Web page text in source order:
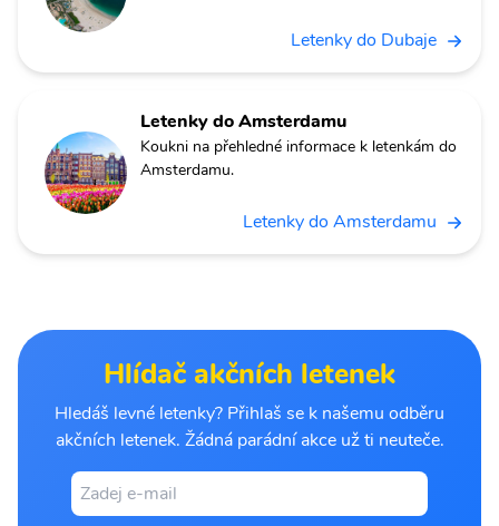
Letenky do Dubaje
Letenky do Amsterdamu
Koukni na přehledné informace k letenkám do
Amsterdamu.
Letenky do Amsterdamu
Hlídač akčních letenek
Hledáš levné letenky? Přihlaš se k našemu odběru
akčních letenek. Žádná parádní akce už ti neuteče.